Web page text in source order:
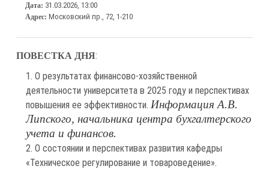
Дата: 31.03.2026, 13:00
Адрес: Московский пр., 72, 1-210
ПОВЕСТКА ДНЯ:
О результатах финансово-хозяйственной
деятельности университета в 2025 году и перспективах
повышения ее эффективности. Информация А.В.
Липского, начальника центра бухгалтерского
учета и финансов.
О состоянии и перспективах развития кафедры
«Техническое регулирование и товароведение».